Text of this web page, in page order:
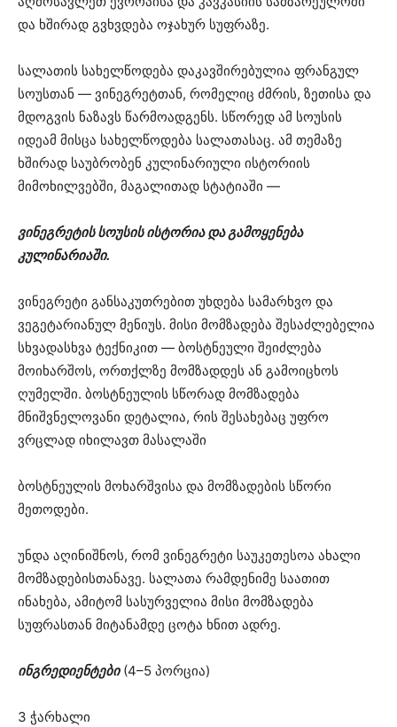
და ხშირად გვხვდება ოჯახურ სუფრაზე.
სალათის სახელწოდება დაკავშირებულია ფრანგულ
სოუსთან — ვინეგრეტთან, რომელიც ძმრის, ზეთისა და
მდოგვის ნაზავს წარმოადგენს. სწორედ ამ სოუსის
იდეამ მისცა სახელწოდება სალათასაც. ამ თემაზე
ხშირად საუბრობენ კულინარიული ისტორიის
მიმოხილვებში, მაგალითად სტატიაში —
ვინეგრეტის სოუსის ისტორია და გამოყენება
კულინარიაში.
ვინეგრეტი განსაკუთრებით უხდება სამარხვო და
ვეგეტარიანულ მენიუს. მისი მომზადება შესაძლებელია
სხვადასხვა ტექნიკით — ბოსტნეული შეიძლება
მოიხარშოს, ორთქლზე მომზადდეს ან გამოიცხოს
ღუმელში. ბოსტნეულის სწორად მომზადება
მნიშვნელოვანი დეტალია, რის შესახებაც უფრო
ვრცლად იხილავთ მასალაში
ბოსტნეულის მოხარშვისა და მომზადების სწორი
მეთოდები.
უნდა აღინიშნოს, რომ ვინეგრეტი საუკეთესოა ახალი
მომზადებისთანავე. სალათა რამდენიმე საათით
ინახება, ამიტომ სასურველია მისი მომზადება
სუფრასთან მიტანამდე ცოტა ხნით ადრე.
ინგრედიენტები(4–5 პორცია)
3 ჭარხალი